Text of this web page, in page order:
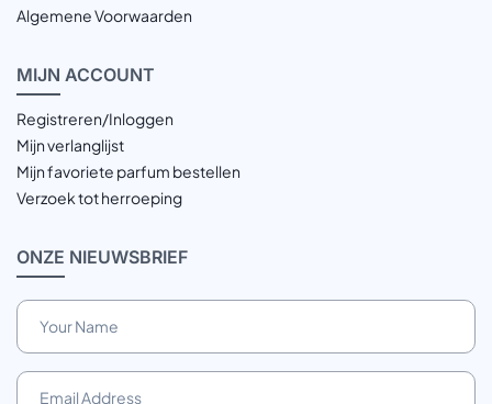
Algemene Voorwaarden
MIJN ACCOUNT
Registreren/Inloggen
Mijn verlanglijst
Mijn favoriete parfum bestellen
Verzoek tot herroeping
ONZE NIEUWSBRIEF